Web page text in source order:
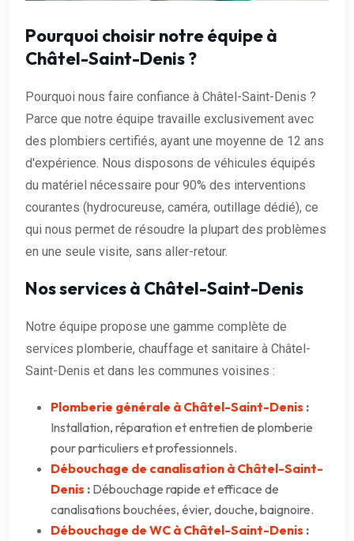
Pourquoi choisir notre équipe à
Châtel-Saint-Denis ?
Pourquoi nous faire confiance à Châtel-Saint-Denis ?
Parce que notre équipe travaille exclusivement avec
des plombiers certifiés, ayant une moyenne de 12 ans
d'expérience. Nous disposons de véhicules équipés
du matériel nécessaire pour 90% des interventions
courantes (hydrocureuse, caméra, outillage dédié), ce
qui nous permet de résoudre la plupart des problèmes
en une seule visite, sans aller-retour.
Nos services à Châtel-Saint-Denis
Notre équipe propose une gamme complète de
services plomberie, chauffage et sanitaire à Châtel-
Saint-Denis et dans les communes voisines :
Plomberie générale à Châtel-Saint-Denis :
Installation, réparation et entretien de plomberie
pour particuliers et professionnels.
Débouchage de canalisation à Châtel-Saint-
Denis : Débouchage rapide et efficace de
canalisations bouchées, évier, douche, baignoire.
Débouchage de WC à Châtel-Saint-Denis :